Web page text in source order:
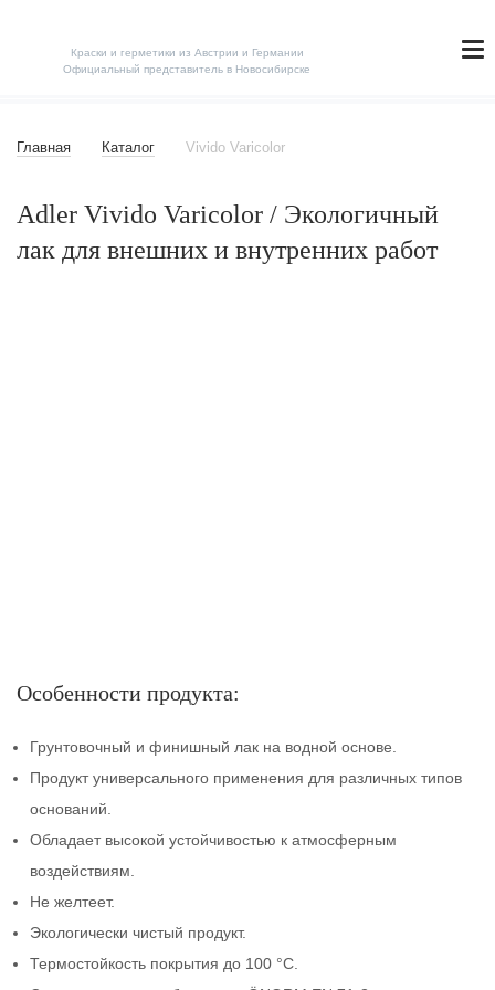
Краски и герметики из Австрии и Германии
Официальный представитель в Новосибирске
Главная Каталог Vivido Varicolor
Adler Vivido Varicolor / Экологичный
лак для внешних и внутренних работ
Особенности продукта:
Грунтовочный и финишный лак на водной основе.
Продукт универсального применения для различных типов
оснований.
Обладает высокой устойчивостью к атмосферным
воздействиям.
Не желтеет.
Экологически чистый продукт.
Термостойкость покрытия до 100 °C.